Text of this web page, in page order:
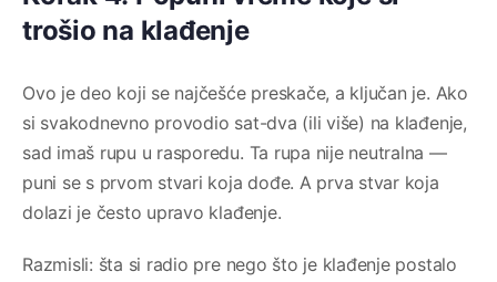
trošio na klađenje
Ovo je deo koji se najčešće preskače, a ključan je. Ako
si svakodnevno provodio sat-dva (ili više) na klađenje,
sad imaš rupu u rasporedu. Ta rupa nije neutralna —
puni se s prvom stvari koja dođe. A prva stvar koja
dolazi je često upravo klađenje.
Razmisli: šta si radio pre nego što je klađenje postalo